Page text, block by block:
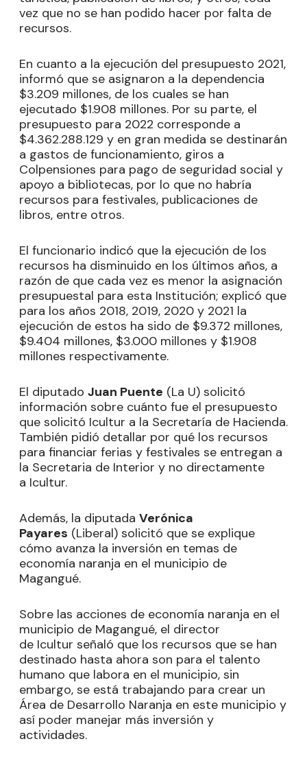
vez que no se han podido hacer por falta de
recursos.
En cuanto a la ejecución del presupuesto 2021,
informó que se asignaron a la dependencia
$3.209 millones, de los cuales se han
ejecutado $1.908 millones. Por su parte, el
presupuesto para 2022 corresponde a
$4.362.288.129 y en gran medida se destinarán
a gastos de funcionamiento, giros a
Colpensiones para pago de seguridad social y
apoyo a bibliotecas, por lo que no habría
recursos para festivales, publicaciones de
libros, entre otros.
El funcionario indicó que la ejecución de los
recursos ha disminuido en los últimos años, a
razón de que cada vez es menor la asignación
presupuestal para esta Institución; explicó que
para los años 2018, 2019, 2020 y 2021 la
ejecución de estos ha sido de $9.372 millones,
$9.404 millones, $3.000 millones y $1.908
millones respectivamente.
El diputado Juan Puente (La U) solicitó
información sobre cuánto fue el presupuesto
que solicitó Icultur a la Secretaría de Hacienda.
También pidió detallar por qué los recursos
para financiar ferias y festivales se entregan a
la Secretaria de Interior y no directamente
a Icultur.
Además, la diputada Verónica
Payares (Liberal) solicitó que se explique
cómo avanza la inversión en temas de
economía naranja en el municipio de
Magangué.
Sobre las acciones de economía naranja en el
municipio de Magangué, el director
de Icultur señaló que los recursos que se han
destinado hasta ahora son para el talento
humano que labora en el municipio, sin
embargo, se está trabajando para crear un
Área de Desarrollo Naranja en este municipio y
así poder manejar más inversión y
actividades.